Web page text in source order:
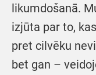
likumdošanā.
izjūta par to,
pret cilvēku
bet gan –